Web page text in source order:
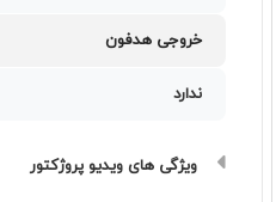
خروجی هدفون
ندارد
ویژگی های ویدیو پروژکتور